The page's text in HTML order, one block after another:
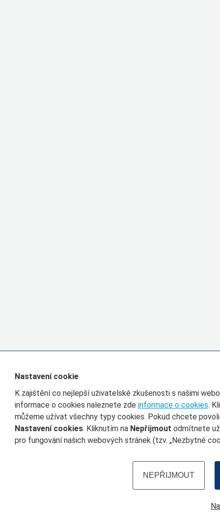
Nastavení cookie
K zajištění co nejlepší uživatelské zkušenosti s našimi
informace o cookies naleznete zde informace o cookies.
můžeme užívat všechny typy cookies. Pokud chcete
Nastavení cookies. Kliknutím na Nepřijmout odmítnete
pro fungování našich webových stránek (tzv. „Nezbytné
NEPŘIJMOUT